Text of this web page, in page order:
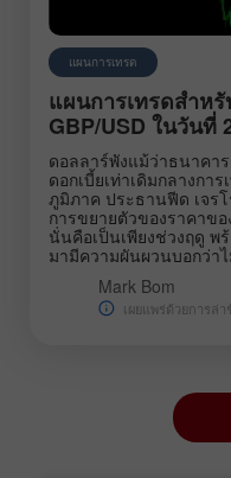
แผนการเทรด
แผนการเทรดสำห
GBP/USD ในวันที่
ดอลลาร์พังแม้ว่าธนาคา
ดอกเบี้ยเท่าเดิมกลางกา
ภูมิภาค ประธานฟีด เจรโ
การขยายตัวของราคาข
นั่นคือเป็นเพียงช่วงฤดู พ
มามีความผันผวนบอกว่า
Mark Bom
เผยแพร่ด้วยการล่า